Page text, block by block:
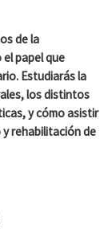
de la
papel que
Estudiarás la
los distintos
y cómo asistir
rehabilitación de